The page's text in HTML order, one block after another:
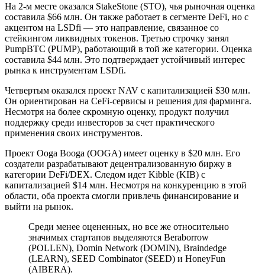
На 2-м месте оказался StakeStone (STO), чья рыночная оценка
составила $66 млн. Он также работает в сегменте DeFi, но с
акцентом на LSDfi — это направление, связанное со
стейкингом ликвидных токенов. Третью строчку занял
PumpBTC (PUMP), работающий в той же категории. Оценка
составила $44 млн. Это подтверждает устойчивый интерес
рынка к инструментам LSDfi.
Четвертым оказался проект NAV с капитализацией $30 млн.
Он ориентирован на CeFi-сервисы и решения для фарминга.
Несмотря на более скромную оценку, продукт получил
поддержку среди инвесторов за счет практического
применения своих инструментов.
Проект Ooga Booga (OOGA) имеет оценку в $20 млн. Его
создатели разрабатывают децентрализованную биржу в
категории DeFi/DEX. Следом идет Kibble (KIB) с
капитализацией $14 млн. Несмотря на конкуренцию в этой
области, оба проекта смогли привлечь финансирование и
выйти на рынок.
Среди менее оцененных, но все же относительно
значимых стартапов выделяются Beraborrow
(POLLEN), Domin Network (DOMIN), Braindedge
(LEARN), SEED Combinator (SEED) и HoneyFun
(AIBERA).